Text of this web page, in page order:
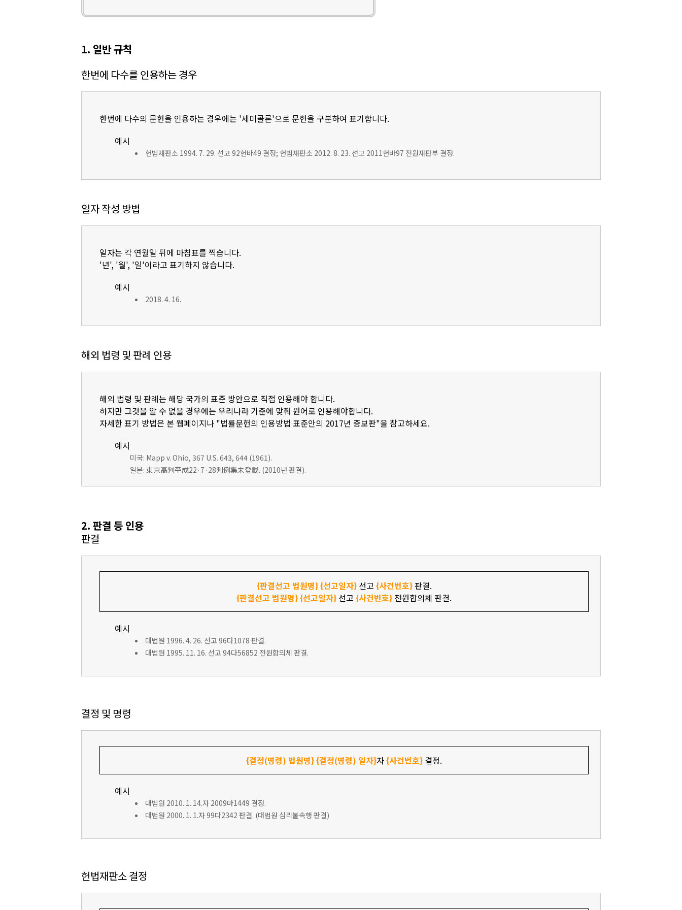
1. 일반 규칙
한번에 다수를 인용하는 경우
한번에 다수의 문헌을 인용하는 경우에는 '세미콜론'으로 문헌을 구분하여 표기합니다.
예시
헌법재판소 1994. 7. 29. 선고 92헌바49 결정; 헌법재판소 2012. 8. 23. 선고 2011헌바97 전원재판부 결정.
일자 작성 방법
일자는 각 연월일 뒤에 마침표를 찍습니다.
'년', '월', '일'이라고 표기하지 않습니다.
예시
2018. 4. 16.
해외 법령 및 판례 인용
해외 법령 및 판례는 해당 국가의 표준 방안으로 직접 인용해야 합니다.
하지만 그것을 알 수 없을 경우에는 우리나라 기준에 맞춰 원어로 인용해야합니다.
자세한 표기 방법은 본 웹페이지나 "법률문헌의 인용방법 표준안의 2017년 증보판"을 참고하세요.
예시
미국: Mapp v. Ohio, 367 U.S. 643, 644 (1961).
일본: 東京高判平成22·7·28判例集未登載. (2010년 판결).
2. 판결 등 인용
판결
{판결선고 법원명}{선고일자}선고 {사건번호}판결.
{판결선고 법원명}{선고일자} 선고 {사건번호} 전원합의체 판결.
예시
대법원 1996. 4. 26. 선고 96다1078 판결.
대법원 1995. 11. 16. 선고 94다56852 전원합의체 판결.
결정 및 명령
{결정(명령) 법원명}{결정(명령) 일자}자{사건번호} 결정.
예시
대법원 2010. 1. 14.자 2009마1449 결정.
대법원 2000. 1. 1.자 99다2342 판결. (대법원 심리불속행 판결)
헌법재판소 결정